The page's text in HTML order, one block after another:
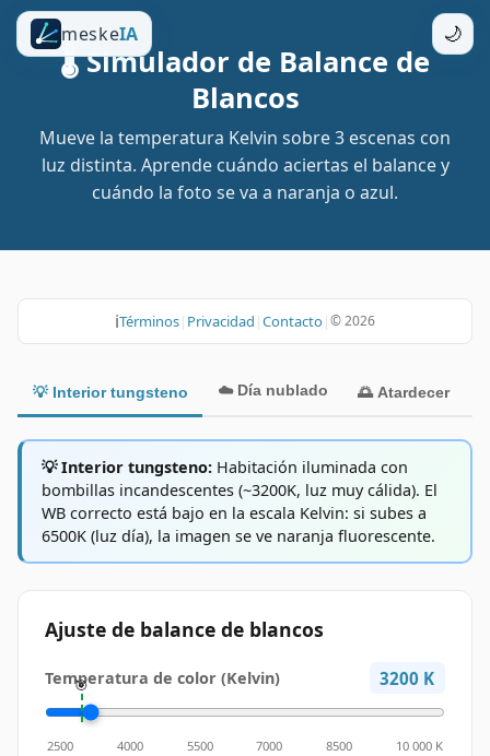
meskeIA 🌙
🌡️ Simulador de Balance de
Blancos
Mueve la temperatura Kelvin sobre 3 escenas con
luz distinta. Aprende cuándo aciertas el balance y
cuándo la foto se va a naranja o azul.
ℹ️Términos| Privacidad |Contacto|©2026
💡 Interior tungsteno ☁️ Día nublado 🌅 Atardecer
💡 Interior tungsteno: Habitación iluminada con
bombillas incandescentes (~3200K, luz muy cálida). El
WB correcto está bajo en la escala Kelvin: si subes a
6500K (luz día), la imagen se ve naranja fluorescente.
Ajuste de balance de blancos
Temperatura de color (Kelvin) 3200 K
2500 4000 5500 7000 8500 10 000 K